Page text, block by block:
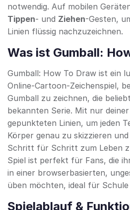
notwendig. Auf mobilen
Tippen- und Ziehen-Gesten,
Linien flüssig nachzuzeichnen.
Was ist Gumball:
Gumball: How To Draw ist ein
Online-Cartoon-Zeichenspiel,
Gumball zu zeichnen, die
bekannten Serie. Mit nur
gepunkteten Linien, um jeden
Körper genau zu skizzieren
Schritt für Schritt zum Leben
Spiel ist perfekt für Fans, die
in einer browserbasierten,
üben möchten, ideal für Schule
Spielablauf &